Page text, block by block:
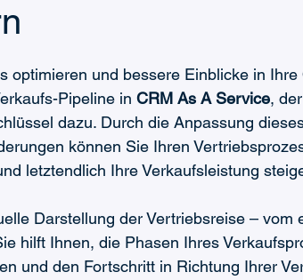
Billing
Checklist-Wissen
optimieren und bessere Einblicke in
Pipeline in CRM As A Service,
dazu. Durch die Anpassung
können Sie Ihren
letztendlich Ihre Verkaufsleistung
Darstellung der Vertriebsreise – vom
hilft Ihnen, die Phasen Ihres
und den Fortschritt in Richtung Ihrer